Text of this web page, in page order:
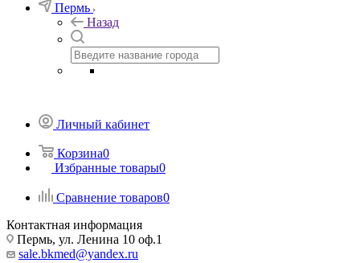
Пермь
Назад
Личный кабинет
Корзина0
Избранные товары0
Сравнение товаров0
Контактная информация
Пермь, ул. Ленина 10 оф.1
sale.bkmed@yandex.ru